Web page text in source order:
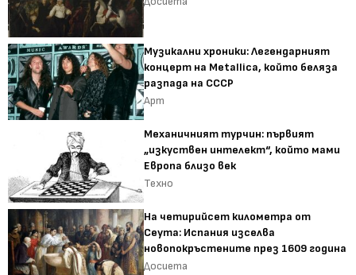
Музикални хроники: Легендарният
концерт на Metallica, който беляза
разпада на СССР
Арт
Механичният турчин: първият
„изкуствен интелект“, който мами
Европа близо век
Техно
На четирийсет километра от
Сеута: Испания изселва
новопокръстените през 1609 година
Досиета